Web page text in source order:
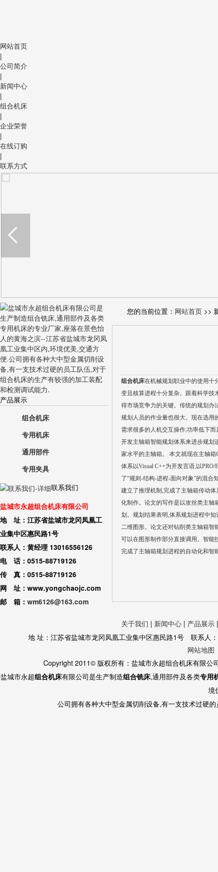
网站首页
|
公司简介
|
新闻中心
|
组合机床
|
企业荣誉
|
在线订购
|
联系方式
产品展示
组合机床
专用机床
通用部件
专用夹具
联系我们
盐城市永超组合机床有限公司
地 址：江苏省盐城市龙冈凤凰工
业集中区惠民路1号
联系人：黄经理 13016556126
电 话：0515-88719126
传 真：0515-88719126
网 址：www.yongchaojc.com
邮 箱： wm6126@163.com
您的当前位置： 网站首页 >>
组合机床在机械规划职业中的使用十
变且核算进程十分复杂。跟着科学技
得市场竞争力的关键。传统的规划办
规划人员的作业量也很大。现在选用
需求很多的人机交互操作,功率低下
开发主轴箱智能规划体系来进步规划
家水平的主轴箱。 本文就现在主轴
体系以Visual C++为开发言语,以
了“规则-结构-进程-面向对象”的混
建立了推理机制,完成了主轴箱传动
化制作。论文的写作是以攻丝类主轴
划。规划结果表明,体系规划进程中
二维图形。论文还对钻削类主轴箱智
可以在图形制作部分直接调用。智能
完成了主轴箱规划进程的自动化和智
关于我们 | 新闻中心 | 产品展示
地 址：江苏省盐城市龙冈凤凰工业集中区惠民路1号 联系
网站地图
Copyright 2011© 版权所有：盐城市永超组合机床有限
盐城市永超组合机床有限公司是生产制造组合铣床,通用部件及各类专用
境
公司拥有各种大中型金属切削设备,有一支技术过硬